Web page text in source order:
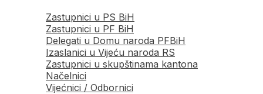
Zastupnici u PS BiH
Zastupnici u PF BiH
Delegati u Domu naroda PFBiH
Izaslanici u Vijeću naroda RS
Zastupnici u skupštinama kantona
Načelnici
Vijećnici / Odbornici